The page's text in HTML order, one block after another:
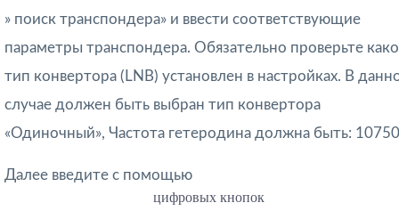
» поиск транспондера» и ввести соответствующие
параметры транспондера. Обязательно проверьте
тип конвертора (LNB) установлен в настройках. В
случае должен быть выбран тип конвертора
«Одиночный», Частота гетеродина должна быть:
Далее введите с помощью
цифровых кнопок